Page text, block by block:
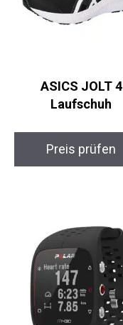
ASICS JOLT 4
Laufschuh
Preis prüfen